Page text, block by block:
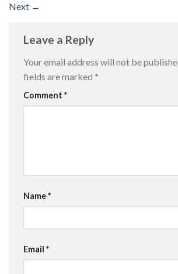
Next →
Leave a Reply
Your email address will not be
fields are marked *
Comment *
Name*
Email *